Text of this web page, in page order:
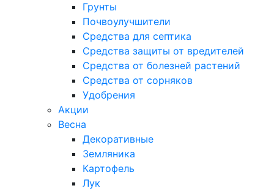
Грунты
Почвоулучшители
Средства для септика
Средства защиты от вредителей
Средства от болезней растений
Средства от сорняков
Удобрения
Акции
Весна
Декоративные
Земляника
Картофель
Лук